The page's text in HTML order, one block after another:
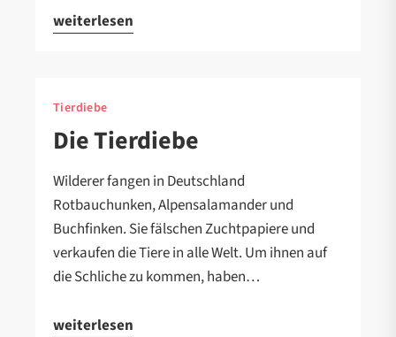
weiterlesen
Tierdiebe
Die Tierdiebe
Wilderer fangen in Deutschland
Rotbauchunken, Alpensalamander und
Buchfinken. Sie fälschen Zuchtpapiere und
verkaufen die Tiere in alle Welt. Um ihnen auf
die Schliche zu kommen, haben…
weiterlesen